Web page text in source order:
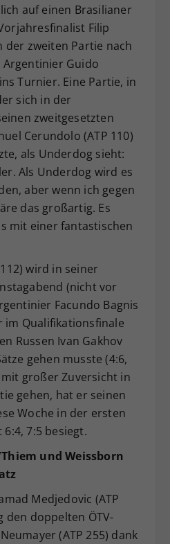
auf einen Brasilianer
Filip
der zweiten Partie nach
Argentinier Guido
Turnier. Eine Partie, in
sich in der
zweitgesetzten
Cerundolo (ATP 110)
als Underdog sieht:
Als Underdog wird es
aber wenn ich gegen
das großartig. Es
mit einer fantastischen
wird in seiner
(nicht vor
Facundo Bagnis
im Qualifikationsfinale
Russen Ivan Gakhov
gehen musste (4:6,
mit großer Zuversicht in
gehen, hat er seinen
Woche in der ersten
7:5 besiegt.
und Weissborn
Medjedovic (ATP
den doppelten ÖTV-
(ATP 255) dank